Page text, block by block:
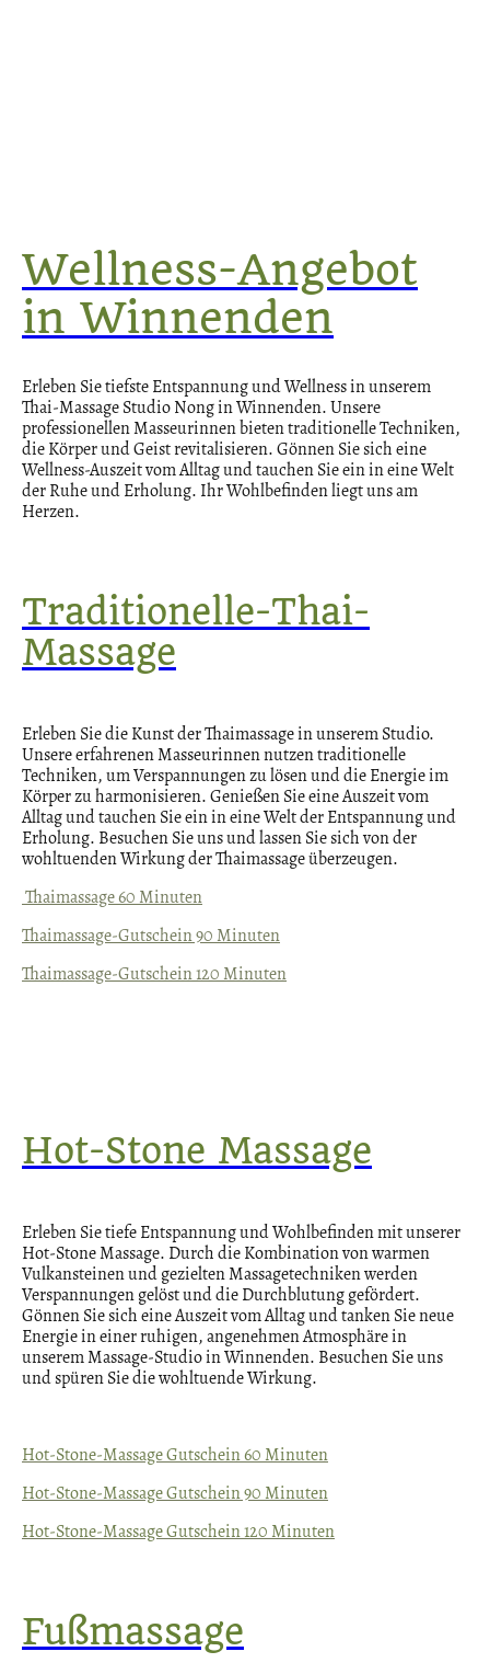
Wellness-Angebot
in Winnenden
Erleben Sie tiefste Entspannung und Wellness in unserem
Thai-Massage Studio Nong in Winnenden. Unsere
professionellen Masseurinnen bieten traditionelle Techniken,
die Körper und Geist revitalisieren. Gönnen Sie sich eine
Wellness-Auszeit vom Alltag und tauchen Sie ein in eine Welt
der Ruhe und Erholung. Ihr Wohlbefinden liegt uns am
Herzen.
Traditionelle-Thai-
Massage
Erleben Sie die Kunst der Thaimassage in unserem Studio.
Unsere erfahrenen Masseurinnen nutzen traditionelle
Techniken, um Verspannungen zu lösen und die Energie im
Körper zu harmonisieren. Genießen Sie eine Auszeit vom
Alltag und tauchen Sie ein in eine Welt der Entspannung und
Erholung. Besuchen Sie uns und lassen Sie sich von der
wohltuenden Wirkung der Thaimassage überzeugen.
Thaimassage 60 Minuten
Thaimassage-Gutschein 90 Minuten
Thaimassage-Gutschein 120 Minuten
Hot-Stone Massage
Erleben Sie tiefe Entspannung und Wohlbefinden mit unserer
Hot-Stone Massage. Durch die Kombination von warmen
Vulkansteinen und gezielten Massagetechniken werden
Verspannungen gelöst und die Durchblutung gefördert.
Gönnen Sie sich eine Auszeit vom Alltag und tanken Sie neue
Energie in einer ruhigen, angenehmen Atmosphäre in
unserem Massage-Studio in Winnenden. Besuchen Sie uns
und spüren Sie die wohltuende Wirkung.
Hot-Stone-Massage Gutschein 60 Minuten
Hot-Stone-Massage Gutschein 90 Minuten
Hot-Stone-Massage Gutschein 120 Minuten
Fußmassage